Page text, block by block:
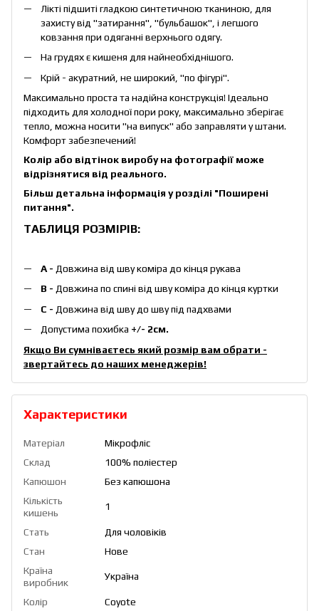
Лікті підшиті гладкою синтетичною тканиною, для
захисту від "затирання", "бульбашок", і легшого
ковзання при одяганні верхнього одягу.
На грудях є кишеня для найнеобхіднішого.
Крій - акуратний, не широкий, "по фігурі".
Максимально проста та надійна конструкція! Ідеально
підходить для холодної пори року, максимально зберігає
тепло, можна носити "на випуск" або заправляти у штани.
Комфорт забезпечений!
Колір або відтінок виробу на фотографії може
відрізнятися від реального.
Більш детальна інформація у розділі "Поширені
питання".
ТАБЛИЦЯ РОЗМІРІВ:
А - Довжина від шву коміра до кінця рукава
В - Довжина по спині від шву коміра до кінця куртки
С - Довжина від шву до шву під падхвами
Допустима похибка +/- 2см.
Якщо Ви сумніваєтесь який розмір вам обрати -
звертайтесь до наших менеджерів!
Характеристики
Матеріал
Мікрофліс
Склад
100% поліестер
Капюшон
Без капюшона
Кількість
кишень
1
Стать
Для чоловіків
Стан
Нове
Країна
виробник
Україна
Колір
Coyote